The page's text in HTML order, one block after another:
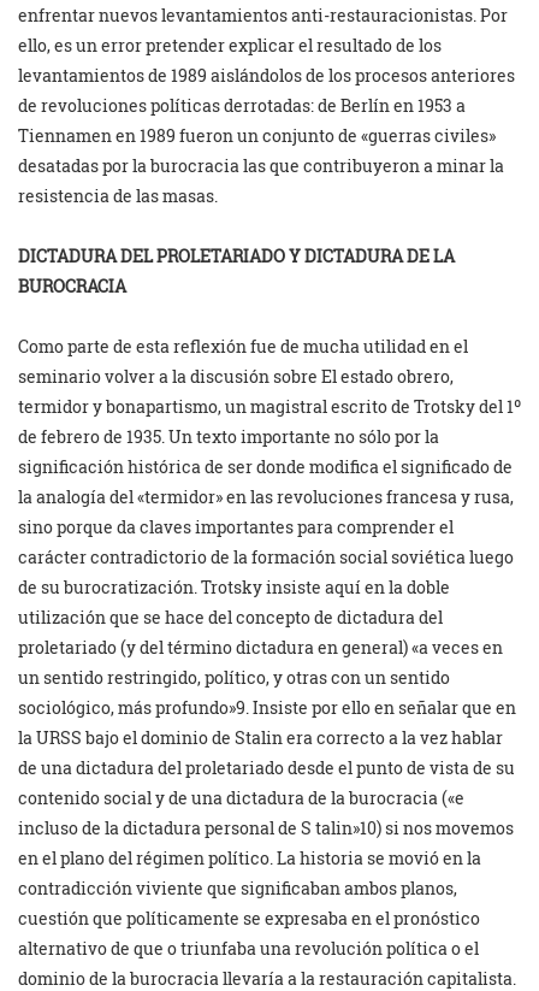
enfrentar nuevos levantamientos anti-restauracionistas. Por
ello, es un error pretender explicar el resultado de los
levantamientos de 1989 aislándolos de los procesos anteriores
de revoluciones políticas derrotadas: de Berlín en 1953 a
Tiennamen en 1989 fueron un conjunto de «guerras civiles»
desatadas por la burocracia las que contribuyeron a minar la
resistencia de las masas.
DICTADURA DEL PROLETARIADO Y DICTADURA DE LA
BUROCRACIA
Como parte de esta reflexión fue de mucha utilidad en el
seminario volver a la discusión sobre El estado obrero,
termidor y bonapartismo, un magistral escrito de Trotsky del 1º
de febrero de 1935. Un texto importante no sólo por la
significación histórica de ser donde modifica el significado de
la analogía del «termidor» en las revoluciones francesa y rusa,
sino porque da claves importantes para comprender el
carácter contradictorio de la formación social soviética luego
de su burocratización. Trotsky insiste aquí en la doble
utilización que se hace del concepto de dictadura del
proletariado (y del término dictadura en general) «a veces en
un sentido restringido, político, y otras con un sentido
sociológico, más profundo»9. Insiste por ello en señalar que en
la URSS bajo el dominio de Stalin era correcto a la vez hablar
de una dictadura del proletariado desde el punto de vista de su
contenido social y de una dictadura de la burocracia («e
incluso de la dictadura personal de S talin»10) si nos movemos
en el plano del régimen político. La historia se movió en la
contradicción viviente que significaban ambos planos,
cuestión que políticamente se expresaba en el pronóstico
alternativo de que o triunfaba una revolución política o el
dominio de la burocracia llevaría a la restauración capitalista.